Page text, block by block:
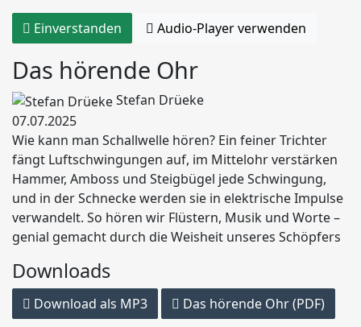
Einverstanden Audio-Player verwenden
Das hörende Ohr
Stefan Drüeke
07.07.2025
Wie kann man Schallwelle hören? Ein feiner Trichter
fängt Luftschwingungen auf, im Mittelohr verstärken
Hammer, Amboss und Steigbügel jede Schwingung,
und in der Schnecke werden sie in elektrische Impulse
verwandelt. So hören wir Flüstern, Musik und Worte –
genial gemacht durch die Weisheit unseres Schöpfers
Downloads
Download als MP3 Das hörende Ohr (PDF)